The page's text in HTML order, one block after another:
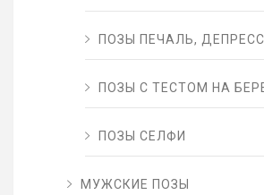
ПОЗЫ ПЕЧАЛЬ,
ПОЗЫ С ТЕСТОМ НА
ПОЗЫ СЕЛФИ
МУЖСКИЕ ПОЗЫ